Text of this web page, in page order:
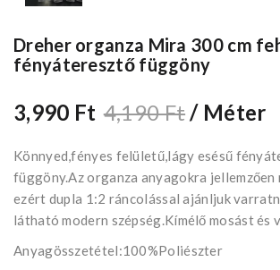
Dreher organza Mira 300 cm
fényáteresztő függöny
3,990 Ft 4,190 Ft/ Méter
Könnyed,fényes felületű,lágy esésű
függöny.Az organza anyagokra
ezért dupla 1:2 ráncolással ajánljuk
látható modern szépség.Kímélő mosást és
Anyagösszetétel:100%Poliészter